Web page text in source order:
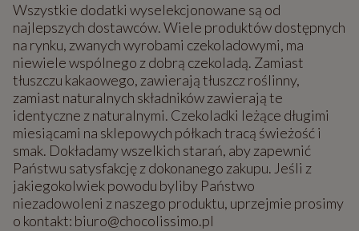
Wszystkie dodatki wyselekcjonowane są od
najlepszych dostawców. Wiele produktów dostępnych
na rynku, zwanych wyrobami czekoladowymi, ma
niewiele wspólnego z dobrą czekoladą. Zamiast
tłuszczu kakaowego, zawierają tłuszcz roślinny,
zamiast naturalnych składników zawierają te
identyczne z naturalnymi. Czekoladki leżące długimi
miesiącami na sklepowych półkach tracą świeżość i
smak. Dokładamy wszelkich starań, aby zapewnić
Państwu satysfakcję z dokonanego zakupu. Jeśli z
jakiegokolwiek powodu byliby Państwo
niezadowoleni z naszego produktu, uprzejmie prosimy
o kontakt: biuro@chocolissimo.pl